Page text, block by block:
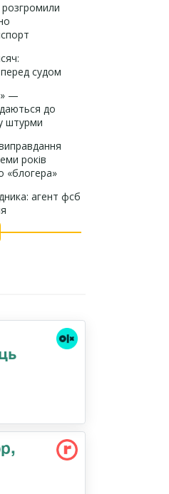
судом
—
до
штурми
років
«блогера»
агент фсб